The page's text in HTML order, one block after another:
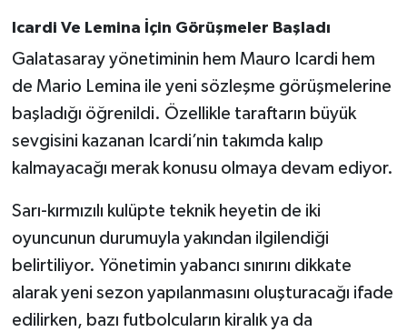
Icardi Ve Lemina İçin Görüşmeler Başladı
Galatasaray yönetiminin hem Mauro Icardi hem
de Mario Lemina ile yeni sözleşme görüşmelerine
başladığı öğrenildi. Özellikle taraftarın büyük
sevgisini kazanan Icardi’nin takımda kalıp
kalmayacağı merak konusu olmaya devam ediyor.
Sarı-kırmızılı kulüpte teknik heyetin de iki
oyuncunun durumuyla yakından ilgilendiği
belirtiliyor. Yönetimin yabancı sınırını dikkate
alarak yeni sezon yapılanmasını oluşturacağı ifade
edilirken, bazı futbolcuların kiralık ya da